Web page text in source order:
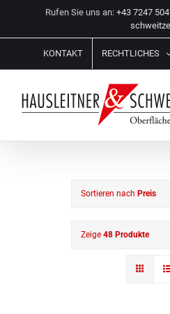
springen
Rufen Sie uns an: +43 7247
KONTAKT RECHTLICHES
Sortieren nach Preis
Zeige 48 Produkte